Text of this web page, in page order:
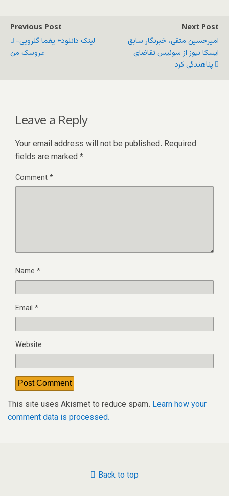
Previous Post
لینک دانلود+ یغما گلرویی-
عروسک من
Next Post
امیرحسین متقی، خبرنگار سابق
ایسکا نیوز از سوئیس تقاضای
پناهندگی کرد
Leave a Reply
Your email address will not be published. Required
fields are marked *
Comment*
Name *
Email *
Website
This site uses Akismet to reduce spam. Learn how your
comment data is processed.
Back to top